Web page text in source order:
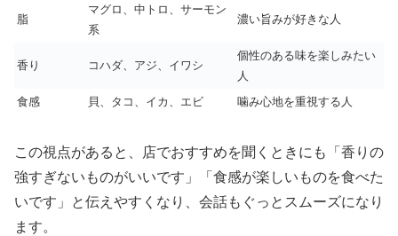
脂
マグロ、中トロ、サーモン
系
濃い旨みが好きな人
香り コハダ、アジ、イワシ
個性のある味を楽しみたい
人
食感
貝、タコ、イカ、エビ 噛み心地を重視する人
この視点があると、店でおすすめを聞くときにも「香りの
強すぎないものがいいです」「食感が楽しいものを食べた
いです」と伝えやすくなり、会話もぐっとスムーズになり
ます。